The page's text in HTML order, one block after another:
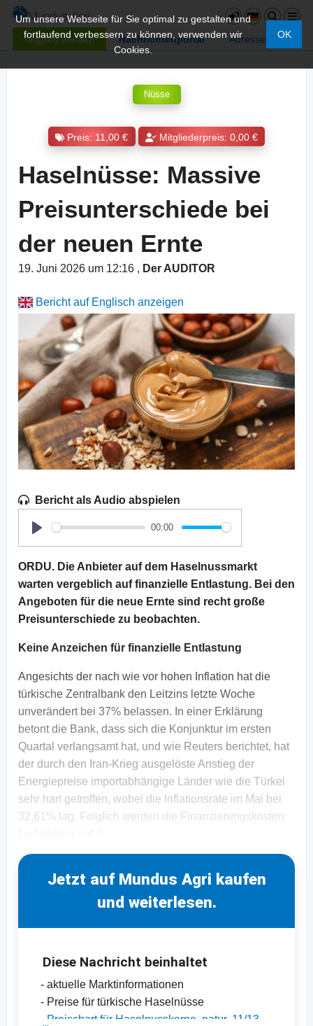
Mitglied werden Nachrichtenportal Adressen
Um unsere Webseite für Sie optimal zu gestalten und
fortlaufend verbessern zu können, verwenden wir
Cookies.
OK
Nüsse
Preis: 11,00 € Mitgliederpreis: 0,00 €
Haselnüsse: Massive
Preisunterschiede bei
der neuen Ernte
19. Juni 2026 um 12:16 , Der AUDITOR
Bericht auf Englisch anzeigen
Bericht als Audio abspielen
Play
00:00
ORDU. Die Anbieter auf dem Haselnussmarkt
warten vergeblich auf finanzielle Entlastung. Bei den
Angeboten für die neue Ernte sind recht große
Preisunterschiede zu beobachten.
Keine Anzeichen für finanzielle Entlastung
Angesichts der nach wie vor hohen Inflation hat die
türkische Zentralbank den Leitzins letzte Woche
unverändert bei 37% belassen. In einer Erklärung
betont die Bank, dass sich die Konjunktur im ersten
Quartal verlangsamt hat, und wie Reuters berichtet, hat
der durch den Iran-Krieg ausgelöste Anstieg der
Energiepreise importabhängige Länder wie die Türkei
sehr hart getroffen, wobei die Inflationsrate im Mai bei
32,61% lag. Folglich werden die Finanzierungskosten
Jetzt auf Mundus Agri kaufen
und weiterlesen.
Diese Nachricht beinhaltet
- aktuelle Marktinformationen
- Preise für türkische Haselnüsse
Preischart für Haselnusskerne, natur, 11/13